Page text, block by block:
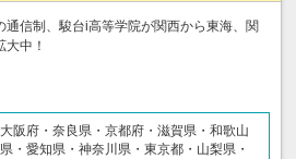
通信制、駿台i高等学院が関西から東海、関
大中！
阪府・奈良県・京都府・滋賀県・和歌山
・愛知県・神奈川県・東京都・山梨県・